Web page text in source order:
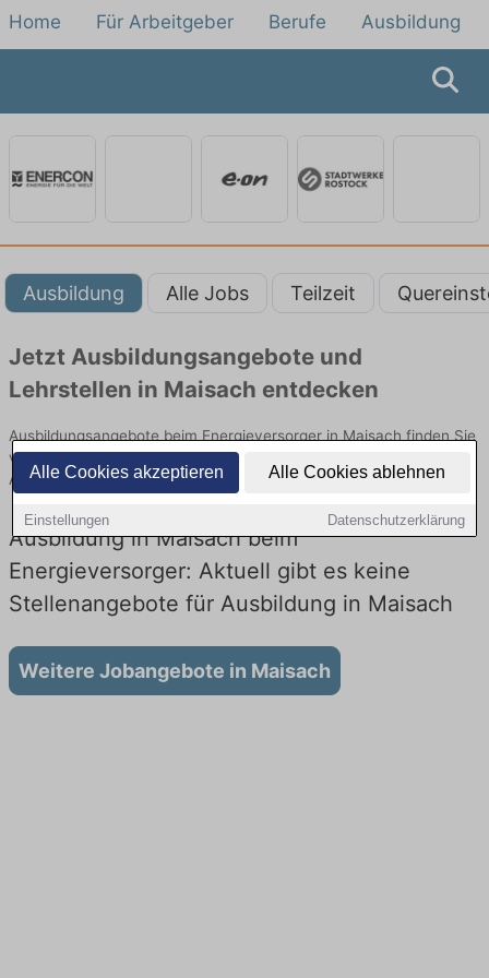
Alle Cookies akzeptieren Alle Cookies ablehnen
Einstellungen Datenschutzerklärung
Home Für Arbeitgeber Berufe Ausbildung
Ausbildung Alle Jobs Teilzeit
Jetzt Ausbildungsangebote und
Lehrstellen in Maisach entdecken
Ausbildungsangebote beim Energieversorger in Maisach finden Sie
von namhaften Firmen. Entdecken Sie freie Optionen von Top-
Arbeitgebern und bewerben Sie sich noch heute.
Ausbildung in Maisach beim
Energieversorger: Aktuell gibt es keine
Stellenangebote für Ausbildung in Maisach
Weitere Jobangebote in Maisach